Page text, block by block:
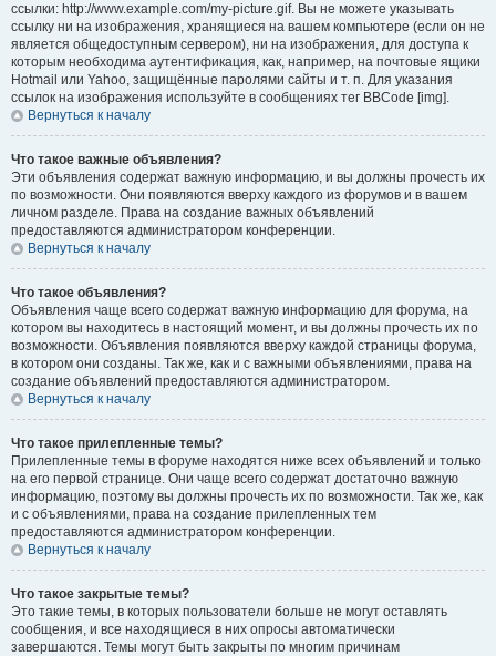
ссылки: http://www.example.com/my-picture.gif. Вы не можете указывать
ссылку ни на изображения, хранящиеся на вашем компьютере (если он не
является общедоступным сервером), ни на изображения, для доступа к
которым необходима аутентификация, как, например, на почтовые ящики
Hotmail или Yahoo, защищённые паролями сайты и т. п. Для указания
ссылок на изображения используйте в сообщениях тег BBCode [img].
Вернуться к началу
Что такое важные объявления?
Эти объявления содержат важную информацию, и вы должны прочесть их
по возможности. Они появляются вверху каждого из форумов и в вашем
личном разделе. Права на создание важных объявлений
предоставляются администратором конференции.
Вернуться к началу
Что такое объявления?
Объявления чаще всего содержат важную информацию для форума, на
котором вы находитесь в настоящий момент, и вы должны прочесть их по
возможности. Объявления появляются вверху каждой страницы форума,
в котором они созданы. Так же, как и с важными объявлениями, права на
создание объявлений предоставляются администратором.
Вернуться к началу
Что такое прилепленные темы?
Прилепленные темы в форуме находятся ниже всех объявлений и только
на его первой странице. Они чаще всего содержат достаточно важную
информацию, поэтому вы должны прочесть их по возможности. Так же, как
и с объявлениями, права на создание прилепленных тем
предоставляются администратором конференции.
Вернуться к началу
Что такое закрытые темы?
Это такие темы, в которых пользователи больше не могут оставлять
сообщения, и все находящиеся в них опросы автоматически
завершаются. Темы могут быть закрыты по многим причинам